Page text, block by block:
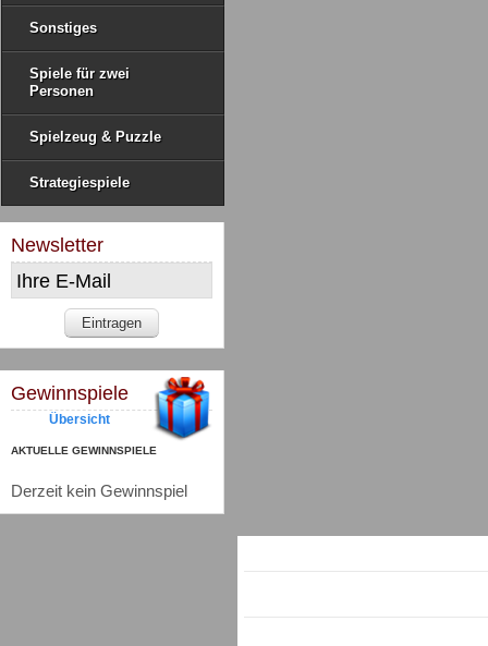
Sonstiges
Spiele für zwei
Personen
Spielzeug & Puzzle
Strategiespiele
Newsletter
Gewinnspiele
Übersicht
AKTUELLE GEWINNSPIELE
Derzeit kein Gewinnspiel